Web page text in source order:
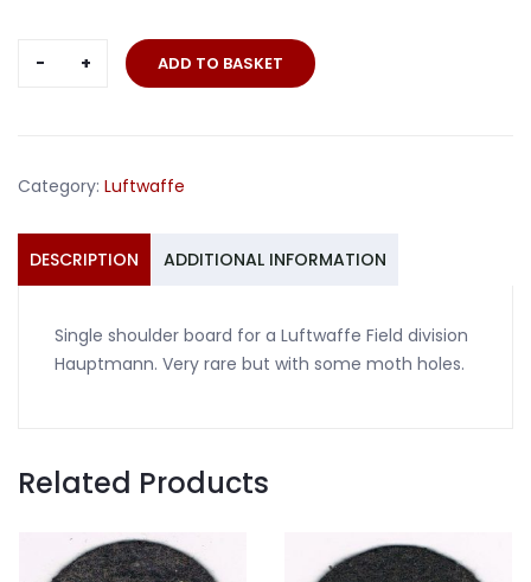
Shoulder
Hauptmann
ADD TO BASKET
Category: Luftwaffe
DESCRIPTION ADDITIONAL INFORMATION
Single shoulder board for a Luftwaffe Field division
Hauptmann. Very rare but with some moth holes.
Related Products